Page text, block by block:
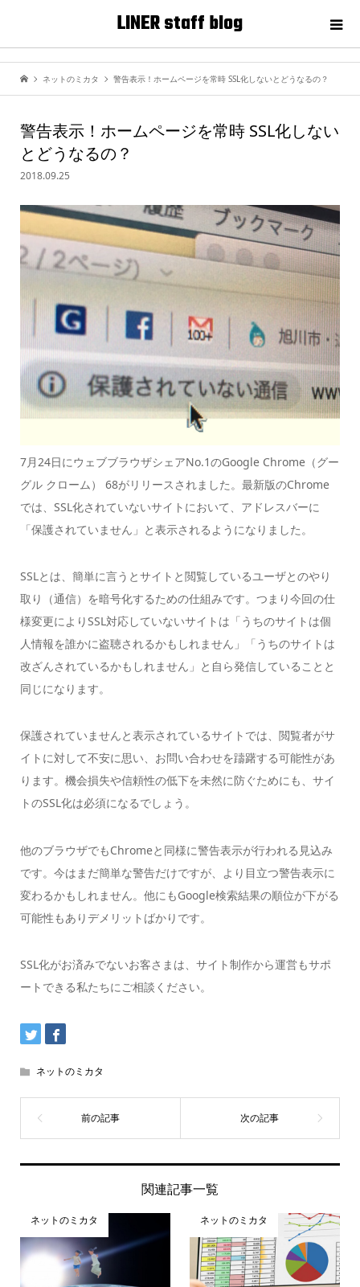
LINER staff blog
ネットのミカタ 警告表示！ホームページを常時 SSL化しないとどうなるの？
警告表示！ホームページを常時 SSL化しない
とどうなるの？
2018.09.25
7月24日にウェブブラウザシェアNo.1のGoogle Chrome（グー
グル クローム） 68がリリースされました。最新版のChrome
では、SSL化されていないサイトにおいて、アドレスバーに
「保護されていません」と表示されるようになりました。
SSLとは、簡単に言うとサイトと閲覧しているユーザとのやり
取り（通信）を暗号化するための仕組みです。つまり今回の仕
様変更によりSSL対応していないサイトは「うちのサイトは個
人情報を誰かに盗聴されるかもしれません」「うちのサイトは
改ざんされているかもしれません」と自ら発信していることと
同じになります。
保護されていませんと表示されているサイトでは、閲覧者がサ
イトに対して不安に思い、お問い合わせを躊躇する可能性があ
ります。機会損失や信頼性の低下を未然に防ぐためにも、サイ
トのSSL化は必須になるでしょう。
他のブラウザでもChromeと同様に警告表示が行われる見込み
です。今はまだ簡単な警告だけですが、より目立つ警告表示に
変わるかもしれません。他にもGoogle検索結果の順位が下がる
可能性もありデメリットばかりです。
SSL化がお済みでないお客さまは、サイト制作から運営もサポ
ートできる私たちにご相談ください。
ネットのミカタ
関連記事一覧
ネットのミカタ ネットのミカタ